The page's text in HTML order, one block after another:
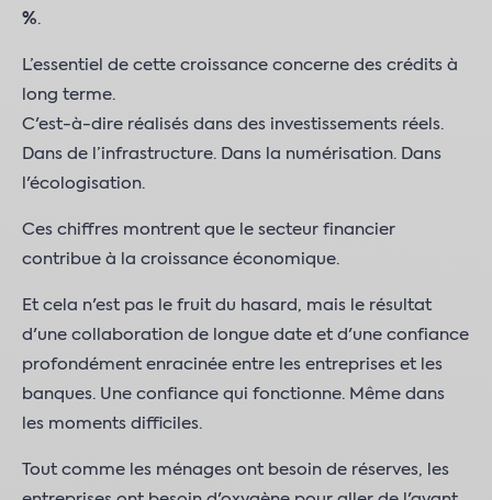
%.
L’essentiel de cette croissance concerne des crédits à
long terme.
C'est-à-dire réalisés dans des investissements réels.
Dans de l’infrastructure. Dans la numérisation. Dans
l'écologisation.
Ces chiffres montrent que le secteur financier
contribue à la croissance économique.
Et cela n'est pas le fruit du hasard, mais le résultat
d'une collaboration de longue date et d'une confiance
profondément enracinée entre les entreprises et les
banques. Une confiance qui fonctionne. Même dans
les moments difficiles.
Tout comme les ménages ont besoin de réserves, les